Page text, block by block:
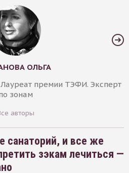
ОЛЬГА
премии ТЭФИ. Эксперт
зонам
авторы
санаторий, и все же
зэкам лечиться —